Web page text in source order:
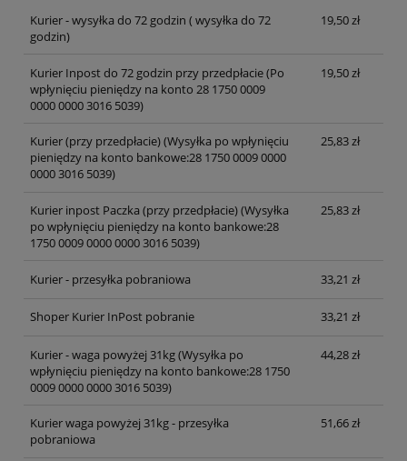
Kurier - wysyłka do 72 godzin ( wysyłka do 72
godzin)
19,50 zł
Kurier Inpost do 72 godzin przy przedpłacie(Po
wpłynięciu pieniędzy na konto 28 1750 0009
0000 0000 3016 5039)
19,50 zł
Kurier (przy przedpłacie)(Wysyłka po wpłynięciu
pieniędzy na konto bankowe:28 1750 0009 0000
0000 3016 5039)
25,83 zł
Kurier inpost Paczka (przy przedpłacie)(Wysyłka
po wpłynięciu pieniędzy na konto bankowe:28
1750 0009 0000 0000 3016 5039)
25,83 zł
Kurier - przesyłka pobraniowa 33,21 zł
Shoper Kurier InPost pobranie 33,21 zł
Kurier - waga powyżej 31kg(Wysyłka po
wpłynięciu pieniędzy na konto bankowe:28 1750
0009 0000 0000 3016 5039)
44,28 zł
Kurier waga powyżej 31kg - przesyłka
pobraniowa
51,66 zł